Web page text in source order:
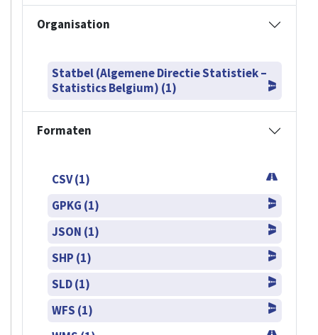
Organisation
Statbel (Algemene Directie Statistiek –
Statistics Belgium) (1)
Formaten
CSV (1)
GPKG (1)
JSON (1)
SHP (1)
SLD (1)
WFS (1)